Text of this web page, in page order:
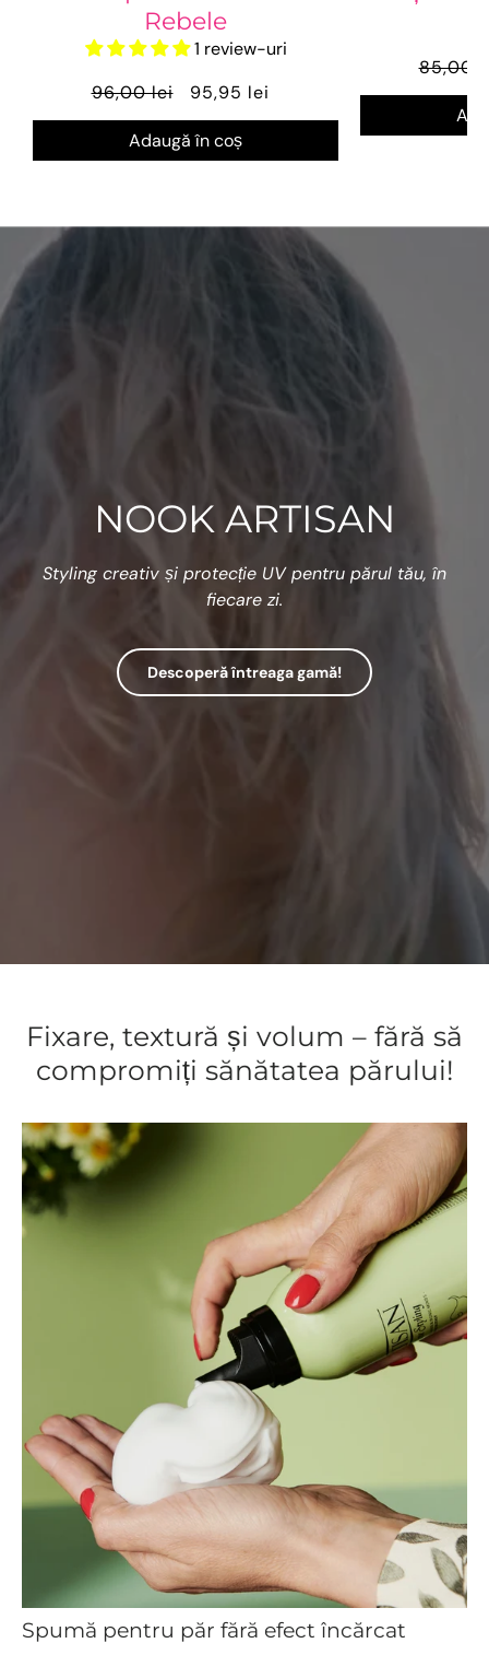
Rebele
1 review-uri
96,00 lei
95,95 lei
Adaugă în coș
85,00
NOOK ARTISAN
Styling creativ și protecție UV pentru părul tău, în
fiecare zi.
Descoperă întreaga gamă!
Fixare, textură și volum – fără să
compromiți sănătatea părului!
Spumă pentru păr fără efect încărcat